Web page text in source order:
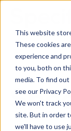
This website
These cookies
experience and
to you, both on
media. To find
see our Privacy
We won't track
site. But in order
we'll have to use
content